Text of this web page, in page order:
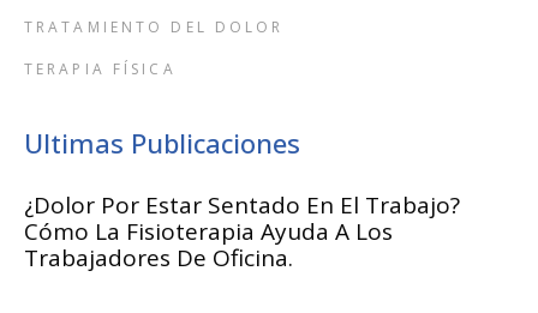
TRATAMIENTO DEL DOLOR
TERAPIA FÍSICA
Ultimas Publicaciones
¿Dolor Por Estar Sentado En El Trabajo?
Cómo La Fisioterapia Ayuda A Los
Trabajadores De Oficina.